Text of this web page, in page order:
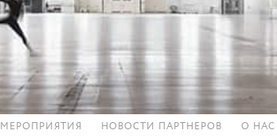
МЕРОПРИЯТИЯ НОВОСТИ ПАРТНЕРОВ О НАС